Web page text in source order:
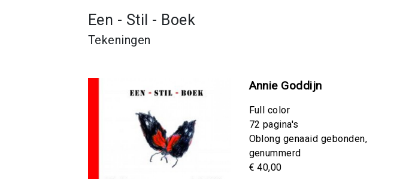
Een - Stil - Boek
Tekeningen
Annie Goddijn
Full color
72 pagina's
Oblong genaaid gebonden,
genummerd
€ 40,00